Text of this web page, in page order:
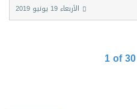
الأربعاء 19 يونيو 2019
1 of 30